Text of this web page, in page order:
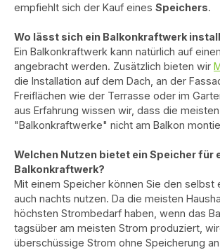
empfiehlt sich der Kauf eines Speichers.
Wo lässt sich ein Balkonkraftwerk
Ein Balkonkraftwerk kann natürlich auf
angebracht werden. Zusätzlich bieten wir
die Installation auf dem Dach, an der
Freiflächen wie der Terrasse oder im
aus Erfahrung wissen wir, dass die meisten
"Balkonkraftwerke" nicht am Balkon
Welchen Nutzen bietet ein Speicher für
Balkonkraftwerk?
Mit einem Speicher können Sie den selbst
auch nachts nutzen. Da die meisten
höchsten Strombedarf haben, wenn das
tagsüber am meisten Strom produziert,
überschüssige Strom ohne Speicherung